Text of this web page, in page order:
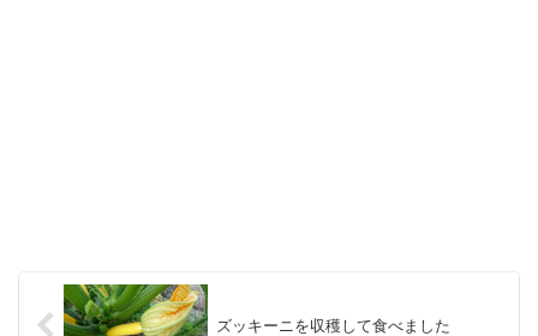
ズッキーニを収穫して食べました